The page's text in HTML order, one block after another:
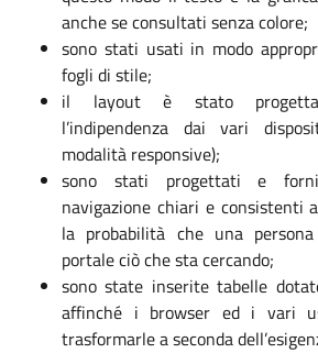
anche se consultati senza colore;
sono stati usati in modo
fogli di stile;
il layout è stato
l’indipendenza dai vari
modalità responsive);
sono stati progettati e
navigazione chiari e consistenti
la probabilità che una
portale ciò che sta cercando;
sono state inserite tabelle
affinché i browser ed i vari
trasformarle a seconda